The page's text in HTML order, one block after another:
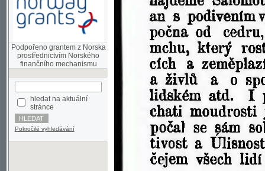
Podpořeno grantem z Norska
prostřednictvím Norského
hledat na aktuální
stránce
Pokročilé vyhledávání